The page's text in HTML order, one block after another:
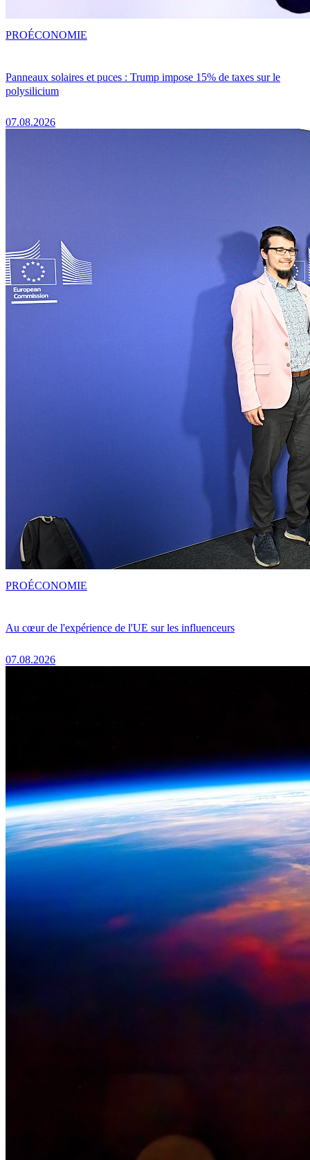
Panneaux solaires et puces : Trump impose 15% de taxes sur le
polysilicium
07.08.2026
PROÉCONOMIE
Au cœur de l'expérience de l'UE sur les influenceurs
07.08.2026
PROÉCONOMIE